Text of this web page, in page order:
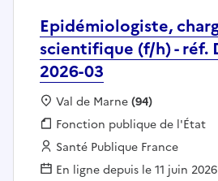
Epidémiologiste,
scientifique (f/h) - réf.
2026-03
Localisation :
Val de Marne(94)
Fonction publique :
Fonction publique de l'État
Employeur :
Santé Publique France
En ligne depuis le 11 juin 2026